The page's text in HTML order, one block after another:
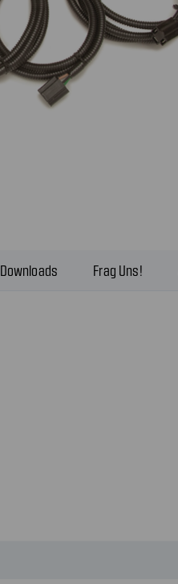
Downloads Frag Uns!